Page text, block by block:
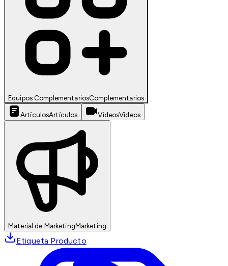
Equipos ComplementariosComplementarios
ArtículosArtículos VideosVideos
Material de MarketingMarketing
Etiqueta Producto